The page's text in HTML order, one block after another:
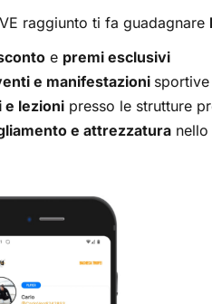
raggiunto ti fa guadagnare
e premi esclusivi
e manifestazioni sportive
e lezioni presso le strutture
e attrezzatura